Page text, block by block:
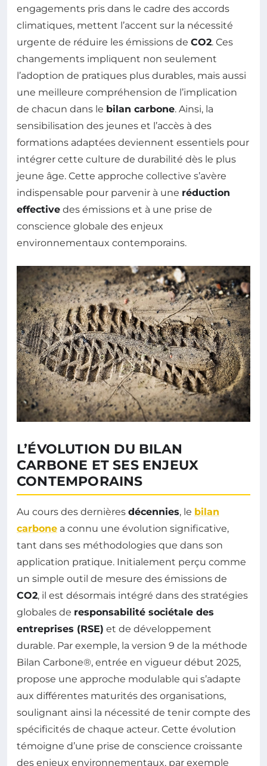
engagements pris dans le cadre des accords
climatiques, mettent l’accent sur la nécessité
urgente de réduire les émissions de CO2. Ces
changements impliquent non seulement
l’adoption de pratiques plus durables, mais aussi
une meilleure compréhension de l’implication
de chacun dans le bilan carbone. Ainsi, la
sensibilisation des jeunes et l’accès à des
formations adaptées deviennent essentiels pour
intégrer cette culture de durabilité dès le plus
jeune âge. Cette approche collective s’avère
indispensable pour parvenir à une réduction
effective des émissions et à une prise de
conscience globale des enjeux
environnementaux contemporains.
L’ÉVOLUTION DU BILAN
CARBONE ET SES ENJEUX
CONTEMPORAINS
Au cours des dernières décennies, le bilan
carbone a connu une évolution significative,
tant dans ses méthodologies que dans son
application pratique. Initialement perçu comme
un simple outil de mesure des émissions de
CO2, il est désormais intégré dans des stratégies
globales de responsabilité sociétale des
entreprises (RSE) et de développement
durable. Par exemple, la version 9 de la méthode
Bilan Carbone®, entrée en vigueur début 2025,
propose une approche modulable qui s’adapte
aux différentes maturités des organisations,
soulignant ainsi la nécessité de tenir compte des
spécificités de chaque acteur. Cette évolution
témoigne d’une prise de conscience croissante
des enjeux environnementaux, par exemple